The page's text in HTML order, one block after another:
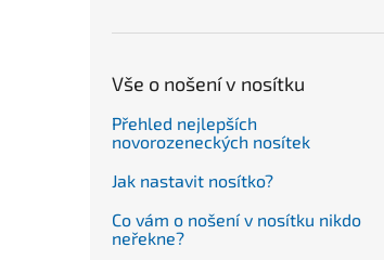
Vše o nošení v nosítku
Přehled nejlepších
novorozeneckých nosítek
Jak nastavit nosítko?
Co vám o nošení v nosítku nikdo
neřekne?